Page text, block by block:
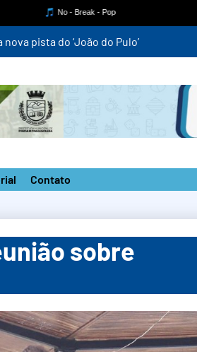
pista do ‘João do Pulo’
Contato
sobre